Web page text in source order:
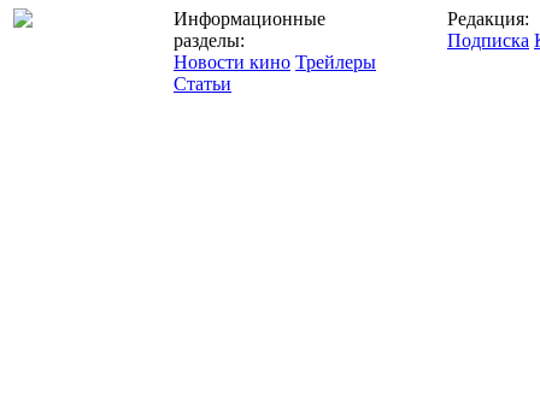
Информационные
разделы:
Новости кино Трейлеры
Статьи
Редакция:
Подписка